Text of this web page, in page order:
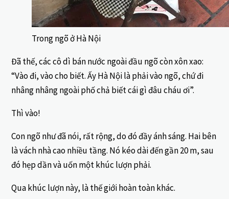
Trong ngõ ở Hà Nội
Đã thế, các cô dì bán nước ngoài đầu ngõ còn xôn xao:
“Vào đi, vào cho biết. Ấy Hà Nội là phải vào ngõ, chứ đi
nhâng nhâng ngoài phố chả biết cái gì đâu cháu ơi”.
Thì vào!
Con ngõ như đã nói, rất rộng, do đó đầy ánh sáng. Hai bên
là vách nhà cao nhiều tầng. Nó kéo dài đến gần 20 m, sau
đó hẹp dần và uốn một khúc lượn phải.
Qua khúc lượn này, là thế giới hoàn toàn khác.